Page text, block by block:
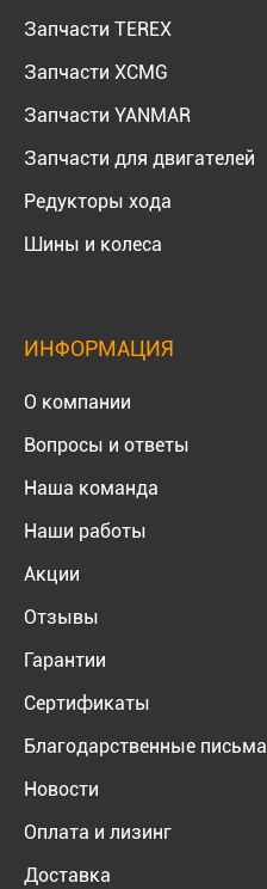
Запчасти TEREX
Запчасти XCMG
Запчасти YANMAR
Запчасти для двигателей
Редукторы хода
Шины и колеса
ИНФОРМАЦИЯ
О компании
Вопросы и ответы
Наша команда
Наши работы
Акции
Отзывы
Гарантии
Сертификаты
Благодарственные письма
Новости
Оплата и лизинг
Доставка